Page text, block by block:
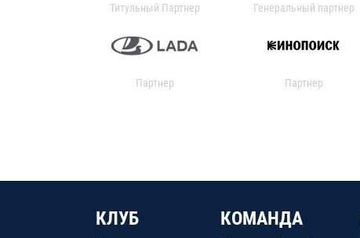
Титульный Партнер Генеральный партнер
Партнер Партнер
КЛУБ КОМАНДА